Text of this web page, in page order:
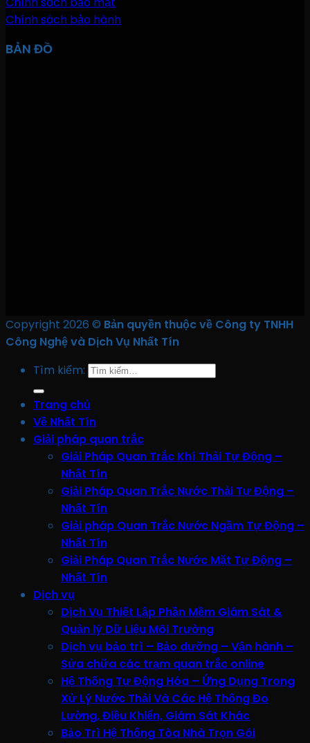
Chính sách bảo hành
BẢN ĐỒ
Copyright 2026 © Bản quyền thuộc về Công ty TNHH
Công Nghệ và Dịch Vụ Nhất Tín
Tìm kiếm:
Trang chủ
Về Nhất Tín
Giải pháp quan trắc
Giải Pháp Quan Trắc Khí Thải Tự Động –
Nhất Tín
Giải Pháp Quan Trắc Nước Thải Tự Động –
Nhất Tín
Giải pháp Quan Trắc Nước Ngầm Tự Động –
Nhất Tín
Giải Pháp Quan Trắc Nước Mặt Tự Động –
Nhất Tín
Dịch vụ
Dịch Vụ Thiết Lập Phần Mềm Giám Sát &
Quản lý Dữ Liệu Môi Trường
Dịch vụ bảo trì – Bảo dưỡng – Vận hành –
Sửa chữa các trạm quan trắc online
Hệ Thống Tự Động Hóa – Ứng Dụng Trong
Xử Lý Nước Thải Và Các Hệ Thống Đo
Lường, Điều Khiển, Giám Sát Khác
Bảo Trì Hệ Thống Tòa Nhà Trọn Gói